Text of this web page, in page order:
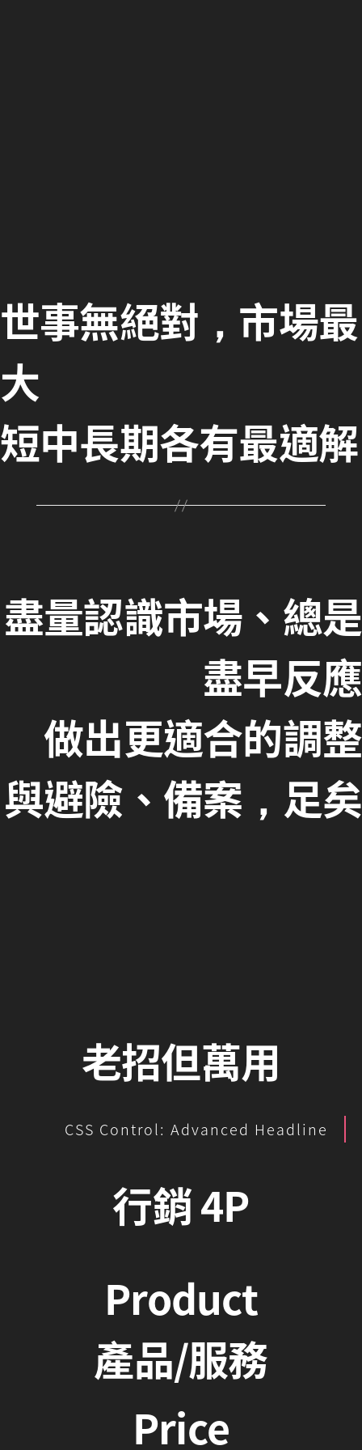
世事無絕對，市場最
大
短中長期各有最適解
盡量認識市場、總是
盡早反應
做出更適合的調整
與避險、備案，足矣
老招但萬用
CSS Control: Advanced Headline
行銷 4P
Product
產品/服務
Price